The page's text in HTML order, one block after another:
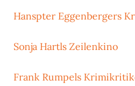
Hanspter Eggenbergers
Sonja Hartls Zeilenkino
Frank Rumpels